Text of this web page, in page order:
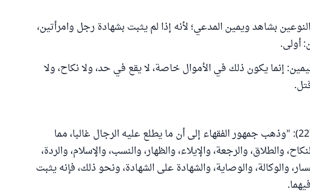
بشاهد ويمين المدعي؛ لأنه إذا لم يثبت بشهادة رجل وامرأتين،
أولى.
إنما يكون ذلك في الأموال خاصة، لا يقع في حد، ولا نكاح، ولا
وفي "الموسوعة الفقهية" (26/ 227): "وذهب جمهور الفقهاء إلى أن ما يطلع عليه الرجال غالبا، مما
والطلاق، والرجعة، والإيلاء، والظهار، والنسب، والإسلام، والردة،
والوكالة، والوصاية، والشهادة على الشهادة، ونحو ذلك، فإنه يثبت